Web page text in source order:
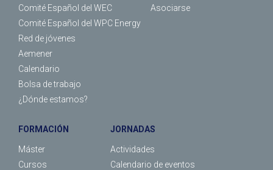
Comité Español del WEC
Comité Español del WPC Energy
Red de jóvenes
Aemener
Calendario
Bolsa de trabajo
¿Dónde estamos?
Asociarse
FORMACIÓN
Máster
Cursos
JORNADAS
Actividades
Calendario de eventos